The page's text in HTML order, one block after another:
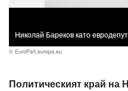
Николай Бареков като
© EuroParl.europa.eu
Политическият край на